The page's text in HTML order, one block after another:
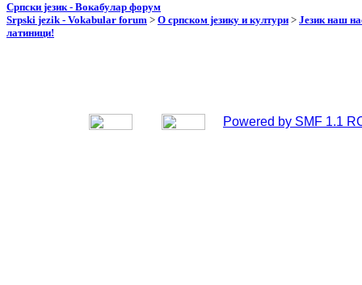
Српски језик - Вокабулар форум
Srpski jezik - Vokabular forum > О српском језику и култури > Језик наш
латиници!
Powered by SMF 1.1